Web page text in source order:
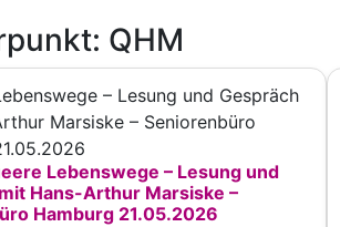
QHM
Lebenswege – Lesung und
Hans-Arthur Marsiske –
Hamburg 21.05.2026